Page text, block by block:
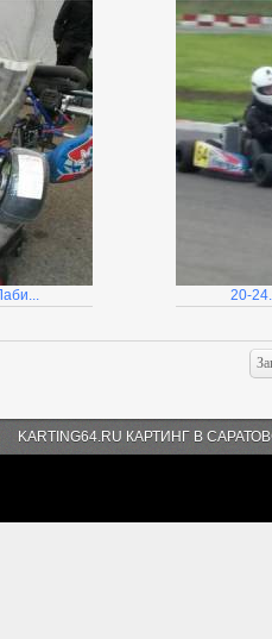
20-
KARTING64.RU КАРТИНГ В